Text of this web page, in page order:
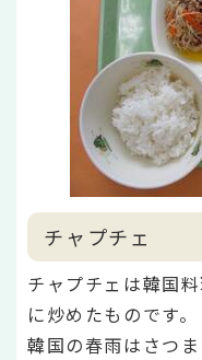
チャプチェ
チャプチェは韓国
に炒めたものです。
韓国の春雨はさつ